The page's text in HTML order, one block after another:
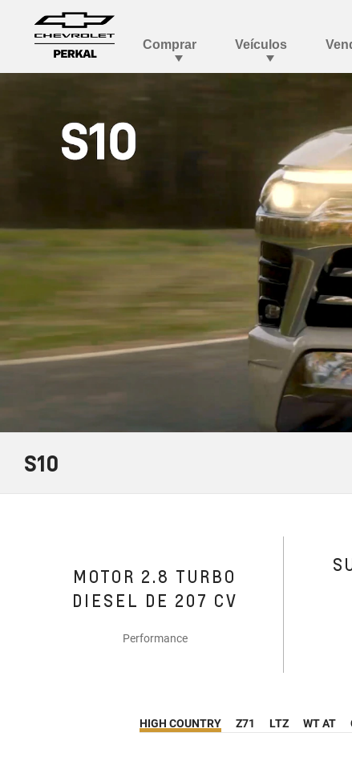
S10
MOTOR 2.8 TURBO
DIESEL DE 207 CV
Performance
HIGH COUNTRY Z71 LTZ WT AT